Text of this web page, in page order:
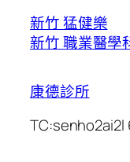
新竹 猛健樂
新竹 職業醫學
康德診所